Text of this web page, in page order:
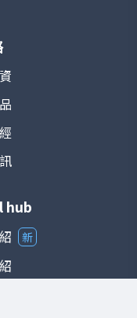
在指數中權
技產業景氣
TAIEX 不僅
各類基金的
股價指數能
狀況，是國
指標。
hub
新